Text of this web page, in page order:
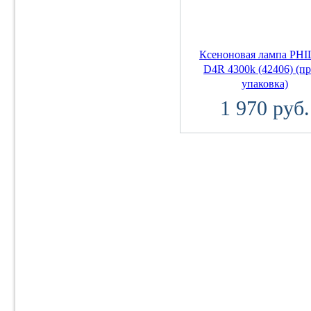
Ксеноновая лампа
D4R 4300k (42406)
упаковка)
1 970 руб.